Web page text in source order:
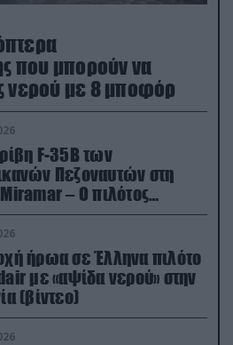
που μπορούν να
νερού με 8 μποφόρ
F-35B των
Πεζοναυτών στη
– Ο πιλότος
εγκαίρως
ήρωα σε Έλληνα πιλότο
με «αψίδα νερού» στην
(βίντεο)